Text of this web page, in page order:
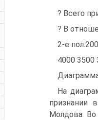
? Всего
? В
2-е
4000 3500
На
признании
Молдова.